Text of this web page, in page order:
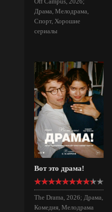
Драма, Мелодрама,
Спорт, Хорошие
сериалы
Вот это драма!
The Drama, 2026; Драма,
Комедия, Мелодрама